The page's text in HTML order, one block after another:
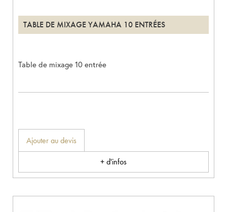
TABLE DE MIXAGE YAMAHA 10 ENTRÉES
Table de mixage 10 entrée
Ajouter au devis
+ d'infos